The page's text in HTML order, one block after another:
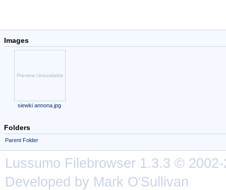
Images
Preview Unavailable
siewki annona.jpg
Folders
Parent Folder
Lussumo Filebrowser 1.3.3 ©
Developed by Mark O'Sullivan